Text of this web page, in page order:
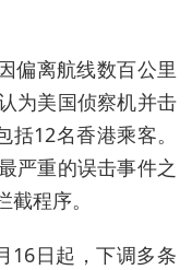
偏离航线数百公里
为美国侦察机并击
12名香港乘客。
严重的误击事件之
程序。
16日起，下调多条